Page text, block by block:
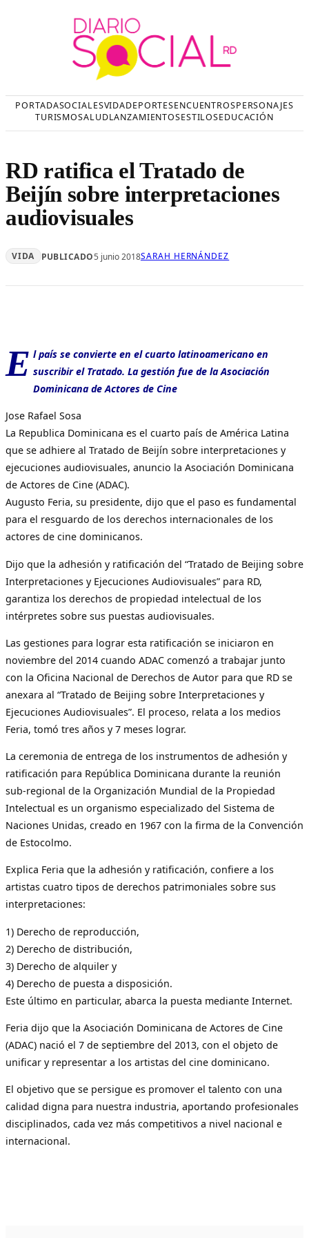
PORTADASOCIALESVIDADEPORTESENCUENTROSPERSONAJES
TURISMOSALUDLANZAMIENTOSESTILOSEDUCACIÓN
RD ratifica el Tratado de
Beijín sobre interpretaciones
audiovisuales
VIDA PUBLICADO5 junio 2018SARAH HERNÁNDEZ
E l país se convierte en el cuarto latinoamericano en
suscribir el Tratado. La gestión fue de la Asociación
Dominicana de Actores de Cine
Jose Rafael Sosa
La Republica Dominicana es el cuarto país de América Latina
que se adhiere al Tratado de Beijín sobre interpretaciones y
ejecuciones audiovisuales, anuncio la Asociación Dominicana
de Actores de Cine (ADAC).
Augusto Feria, su presidente, dijo que el paso es fundamental
para el resguardo de los derechos internacionales de los
actores de cine dominicanos.
Dijo que la adhesión y ratificación del “Tratado de Beijing sobre
Interpretaciones y Ejecuciones Audiovisuales” para RD,
garantiza los derechos de propiedad intelectual de los
intérpretes sobre sus puestas audiovisuales.
Las gestiones para lograr esta ratificación se iniciaron en
noviembre del 2014 cuando ADAC comenzó a trabajar junto
con la Oficina Nacional de Derechos de Autor para que RD se
anexara al “Tratado de Beijing sobre Interpretaciones y
Ejecuciones Audiovisuales”. El proceso, relata a los medios
Feria, tomó tres años y 7 meses lograr.
La ceremonia de entrega de los instrumentos de adhesión y
ratificación para República Dominicana durante la reunión
sub-regional de la Organización Mundial de la Propiedad
Intelectual es un organismo especializado del Sistema de
Naciones Unidas, creado en 1967 con la firma de la Convención
de Estocolmo.
Explica Feria que la adhesión y ratificación, confiere a los
artistas cuatro tipos de derechos patrimoniales sobre sus
interpretaciones:
1) Derecho de reproducción,
2) Derecho de distribución,
3) Derecho de alquiler y
4) Derecho de puesta a disposición.
Este último en particular, abarca la puesta mediante Internet.
Feria dijo que la Asociación Dominicana de Actores de Cine
(ADAC) nació el 7 de septiembre del 2013, con el objeto de
unificar y representar a los artistas del cine dominicano.
El objetivo que se persigue es promover el talento con una
calidad digna para nuestra industria, aportando profesionales
disciplinados, cada vez más competitivos a nivel nacional e
internacional.